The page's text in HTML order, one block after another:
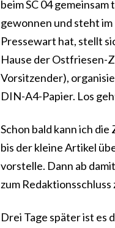
beim SC 04
gewonnen und steht im
Pressewart hat, stellt
Hause der Ostfriesen-
Vorsitzender),
DIN-A4-Papier. Los
Schon bald kann ich
bis der kleine Artikel
vorstelle. Dann ab
zum
Drei Tage später ist es